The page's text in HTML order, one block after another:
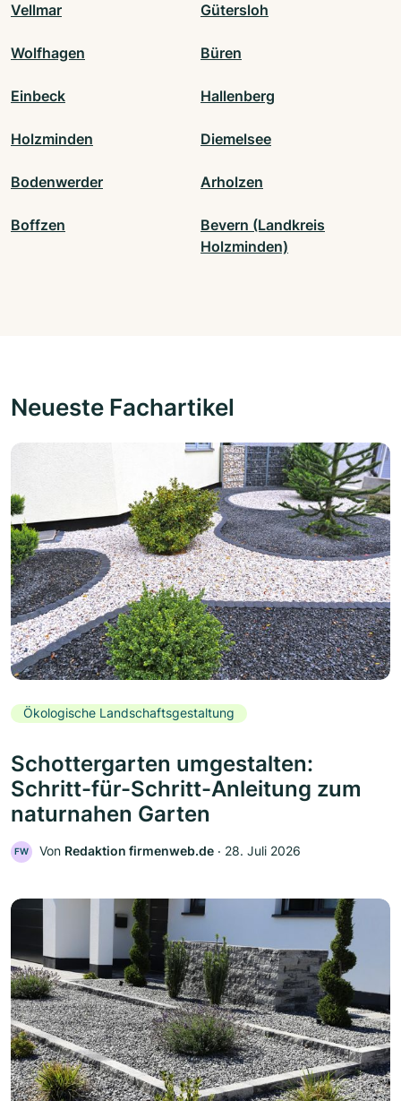
Vellmar Gütersloh
Wolfhagen Büren
Einbeck Hallenberg
Holzminden Diemelsee
Bodenwerder Arholzen
Boffzen
Bevern (Landkreis
Holzminden)
Neueste Fachartikel
Ökologische Landschaftsgestaltung
Schottergarten umgestalten:
Schritt-für-Schritt-Anleitung zum
naturnahen Garten
FW Von Redaktion firmenweb.de ‧ 28. Juli 2026